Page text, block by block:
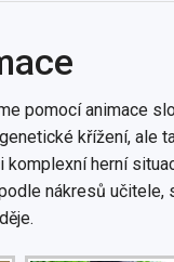
pomocí animace
křížení, ale
komplexní herní
nákresů učitele,